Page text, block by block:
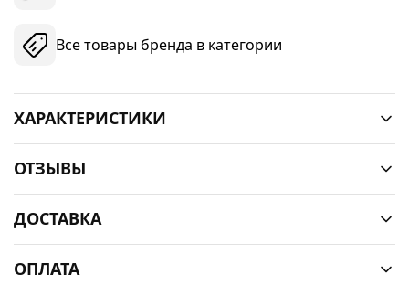
Все товары бренда в категории
ХАРАКТЕРИСТИКИ
ОТЗЫВЫ
ДОСТАВКА
ОПЛАТА